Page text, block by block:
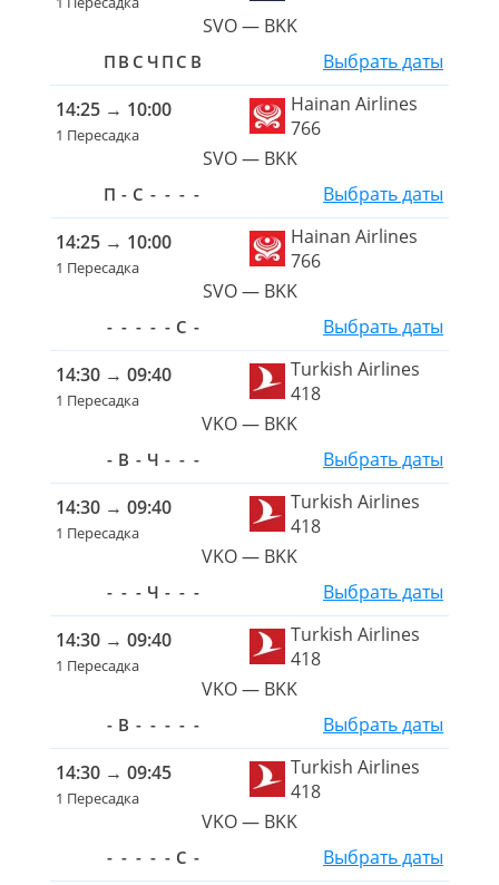
SVO — BKK
П В С Ч П С В
Выбрать даты
14:25 → 10:00
1 Пересадка
Hainan Airlines
766
SVO — BKK
П - С - - - -
Выбрать даты
14:25 → 10:00
1 Пересадка
Hainan Airlines
766
SVO — BKK
- - - - - С -
Выбрать даты
14:30 → 09:40
1 Пересадка
Turkish Airlines
418
VKO — BKK
- В - Ч - - -
Выбрать даты
14:30 → 09:40
1 Пересадка
Turkish Airlines
418
VKO — BKK
- - - Ч - - -
Выбрать даты
14:30 → 09:40
1 Пересадка
Turkish Airlines
418
VKO — BKK
- В - - - - -
Выбрать даты
14:30 → 09:45
1 Пересадка
Turkish Airlines
418
VKO — BKK
- - - - - С -
Выбрать даты